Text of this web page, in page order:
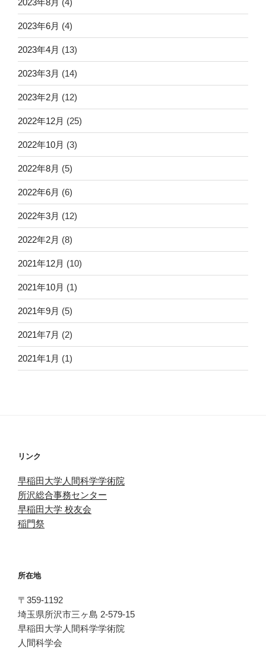
2023年6月 (4)
2023年4月 (13)
2023年3月 (14)
2023年2月 (12)
2022年12月 (25)
2022年10月 (3)
2022年8月 (5)
2022年6月 (6)
2022年3月 (12)
2022年2月 (8)
2021年12月 (10)
2021年10月 (1)
2021年9月 (5)
2021年7月 (2)
2021年1月 (1)
リンク
早稲田大学人間科学学術院
所沢総合事務センター
早稲田大学 校友会
稲門祭
所在地
〒359-1192
埼玉県所沢市三ヶ島 2-579-15
早稲田大学人間科学学術院
人間科学会